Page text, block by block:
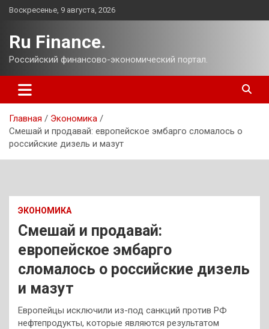
Перейти
Воскресенье, 9 августа, 2026
Ru Finance.
Российский финансово-экономический портал.
Главная
Экономика
Смешай и продавай: европейское эмбарго сломалось о
российские дизель и мазут
ЭКОНОМИКА
Смешай и продавай:
европейское эмбарго
сломалось о российские дизель
и мазут
Европейцы исключили из-под санкций против РФ
нефтепродукты, которые являются результатом